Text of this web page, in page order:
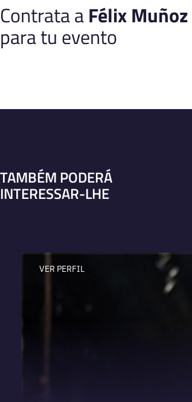
Contrata aFélix Muñoz
para tu evento
TAMBÉM PODERÁ
INTERESSAR-LHE
VER PERFIL